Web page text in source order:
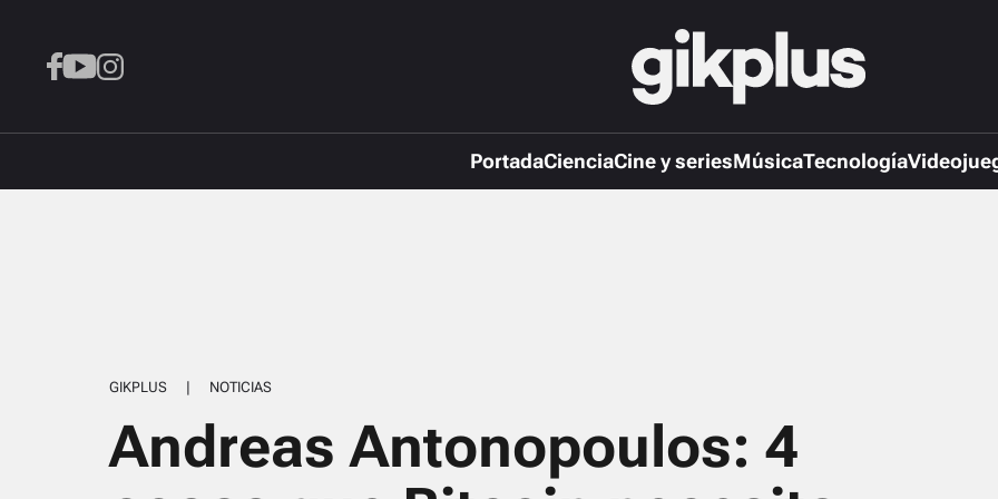
PortadaCienciaCine y seriesMúsicaTecnología
GIKPLUS | NOTICIAS
Andreas Antonopoulos: 4